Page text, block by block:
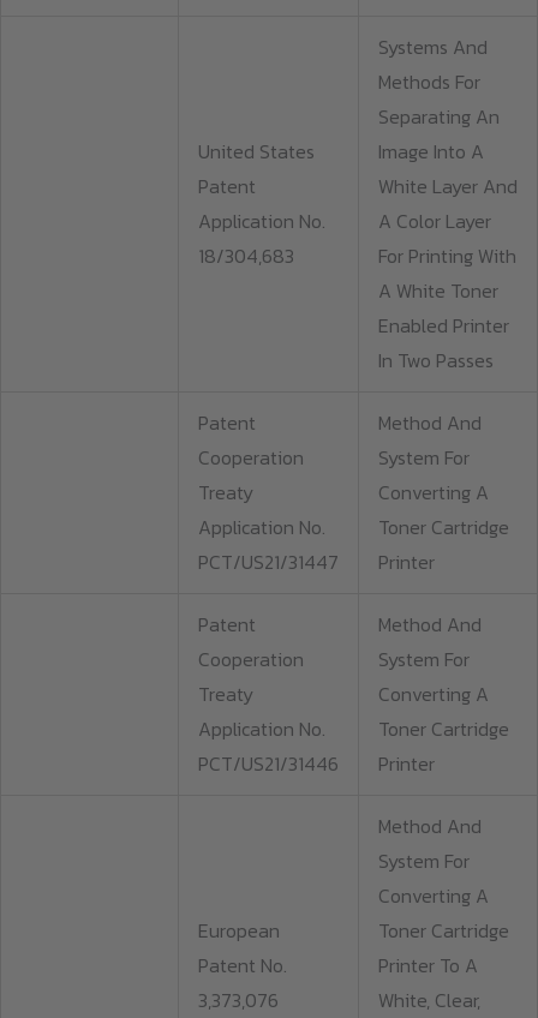
United States
Patent
Application No.
18/304,683
Systems And
Methods For
Separating An
Image Into A
White Layer And
A Color Layer
For Printing With
A White Toner
Enabled Printer
In Two Passes
Patent
Cooperation
Treaty
Application No.
PCT/US21/31447
Method And
System For
Converting A
Toner Cartridge
Printer
Patent
Cooperation
Treaty
Application No.
PCT/US21/31446
Method And
System For
Converting A
Toner Cartridge
Printer
European
Patent No.
3,373,076
Method And
System For
Converting A
Toner Cartridge
Printer To A
White, Clear,